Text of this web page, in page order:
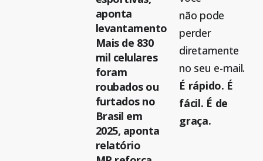
aponta
levantamento
Mais de 830
mil celulares
foram
roubados ou
furtados no
Brasil em
2025, aponta
relatório
não pode
perder
diretamente
no seu e-mail.
É rápido. É
fácil. É de
graça.